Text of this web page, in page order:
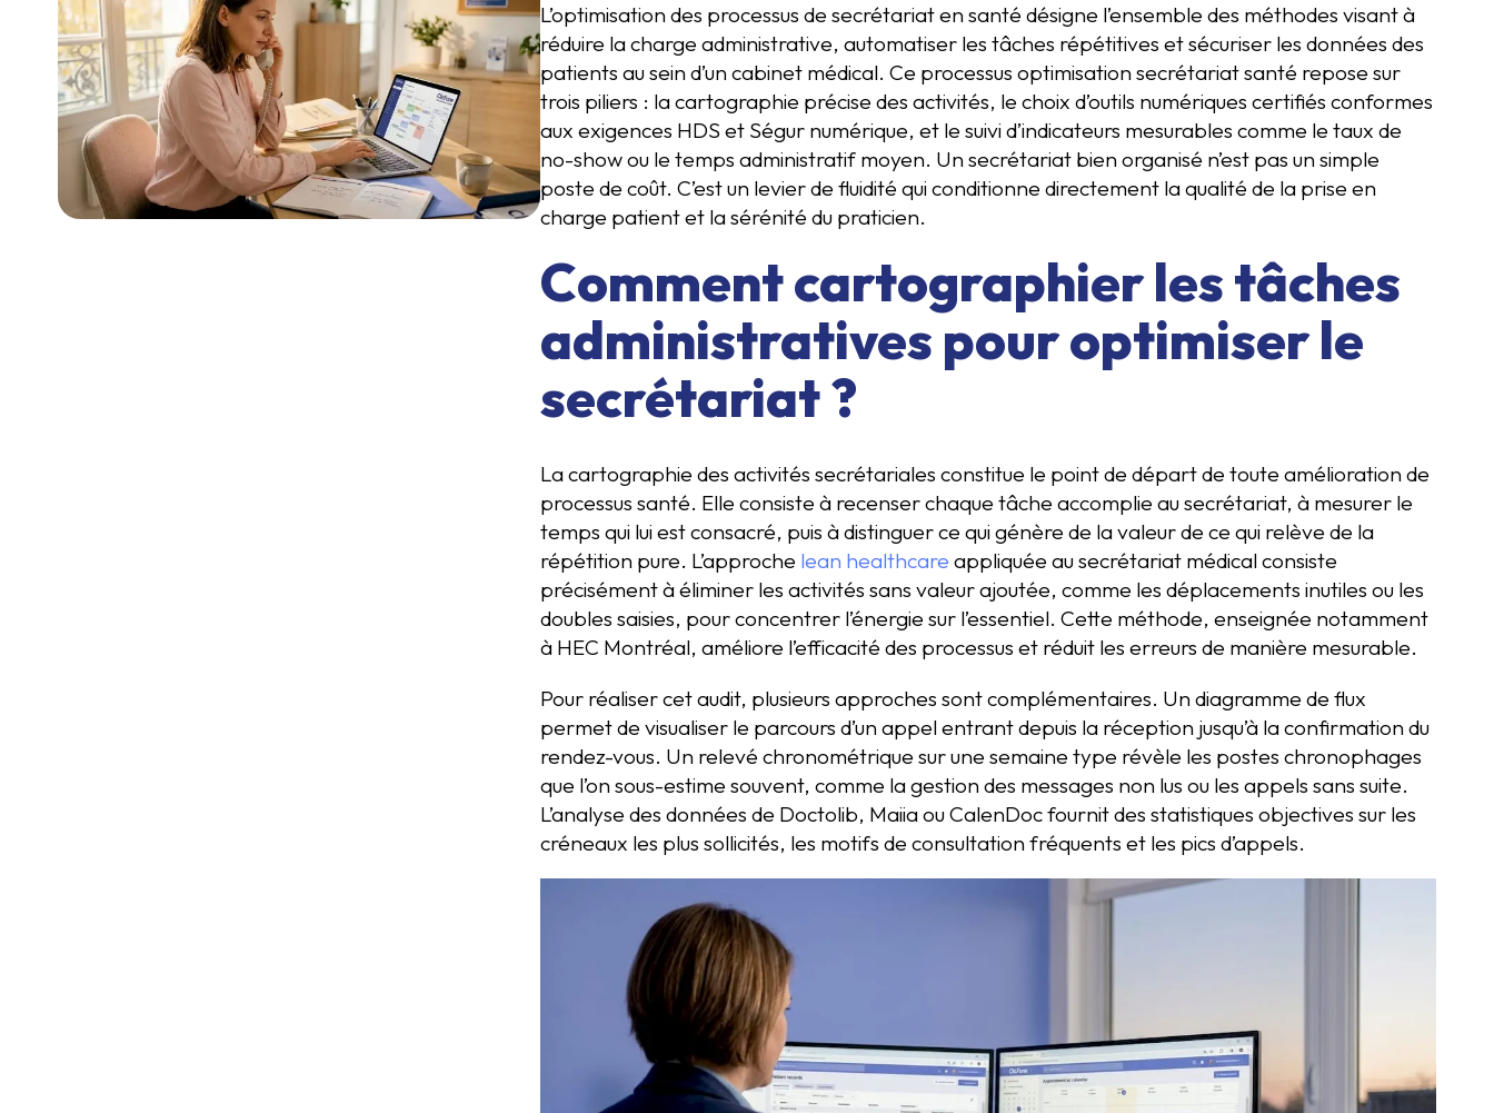
L’optimisation des processus de secrétariat en santé désigne l’ensemble des méthodes visant à
réduire la charge administrative, automatiser les tâches répétitives et sécuriser les données des
patients au sein d’un cabinet médical. Ce processus optimisation secrétariat santé repose sur
trois piliers : la cartographie précise des activités, le choix d’outils numériques certifiés conformes
aux exigences HDS et Ségur numérique, et le suivi d’indicateurs mesurables comme le taux de
no-show ou le temps administratif moyen. Un secrétariat bien organisé n’est pas un simple
poste de coût. C’est un levier de fluidité qui conditionne directement la qualité de la prise en
charge patient et la sérénité du praticien.
Comment cartographier les tâches
administratives pour optimiser le
secrétariat ?
La cartographie des activités secrétariales constitue le point de départ de toute amélioration de
processus santé. Elle consiste à recenser chaque tâche accomplie au secrétariat, à mesurer le
temps qui lui est consacré, puis à distinguer ce qui génère de la valeur de ce qui relève de la
répétition pure. L’approche lean healthcare appliquée au secrétariat médical consiste
précisément à éliminer les activités sans valeur ajoutée, comme les déplacements inutiles ou les
doubles saisies, pour concentrer l’énergie sur l’essentiel. Cette méthode, enseignée notamment
à HEC Montréal, améliore l’efficacité des processus et réduit les erreurs de manière mesurable.
Pour réaliser cet audit, plusieurs approches sont complémentaires. Un diagramme de flux
permet de visualiser le parcours d’un appel entrant depuis la réception jusqu’à la confirmation du
rendez-vous. Un relevé chronométrique sur une semaine type révèle les postes chronophages
que l’on sous-estime souvent, comme la gestion des messages non lus ou les appels sans suite.
L’analyse des données de Doctolib, Maiia ou CalenDoc fournit des statistiques objectives sur les
créneaux les plus sollicités, les motifs de consultation fréquents et les pics d’appels.